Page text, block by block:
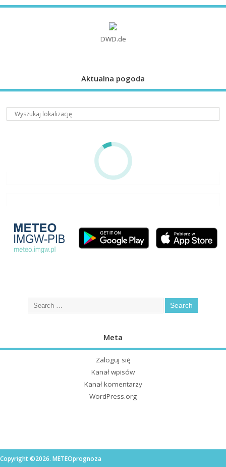
DWD.de
Aktualna pogoda
Meta
Zaloguj się
Kanał wpisów
Kanał komentarzy
WordPress.org
Copyright ©2026. METEOprognoza